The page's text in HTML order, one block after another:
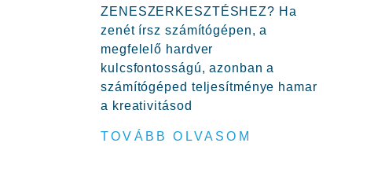
ZENESZERKESZTÉSHEZ? Ha
zenét írsz számítógépen, a
megfelelő hardver
kulcsfontosságú, azonban a
számítógéped teljesítménye hamar
a kreativitásod
TOVÁBB OLVASOM